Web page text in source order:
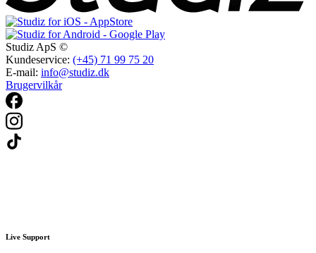
Studiz ApS ©
Kundeservice: (+45) 71 99 75 20
E-mail: info@studiz.dk
Brugervilkår
Live Support